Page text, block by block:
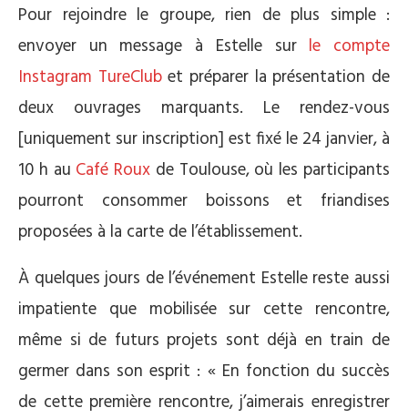
Pour rejoindre le groupe, rien de plus simple :
envoyer un message à Estelle sur le compte
Instagram TureClubet préparer la présentation de
deux ouvrages marquants. Le rendez-vous
[uniquement sur inscription] est fixé le 24 janvier, à
10 h au Café Roux de Toulouse, où les participants
pourront consommer boissons et friandises
proposées à la carte de l’établissement.
À quelques jours de l’événement Estelle reste aussi
impatiente que mobilisée sur cette rencontre,
même si de futurs projets sont déjà en train de
germer dans son esprit : « En fonction du succès
de cette première rencontre, j’aimerais enregistrer